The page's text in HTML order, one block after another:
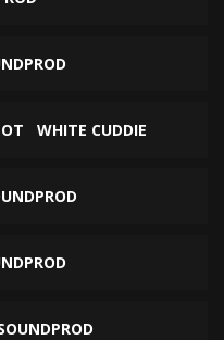
WHITE CUDDIE